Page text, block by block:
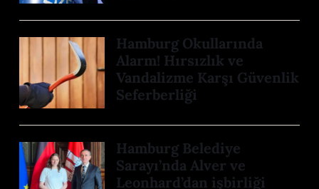
Hamburg Okullarında
Alarm! Hırsızlık ve
Vandalizme Karşı Güvenlik
Seferberliği
Hamburg Belediye
Sarayı’nda Alver ve
Leonhard’dan işbirliği